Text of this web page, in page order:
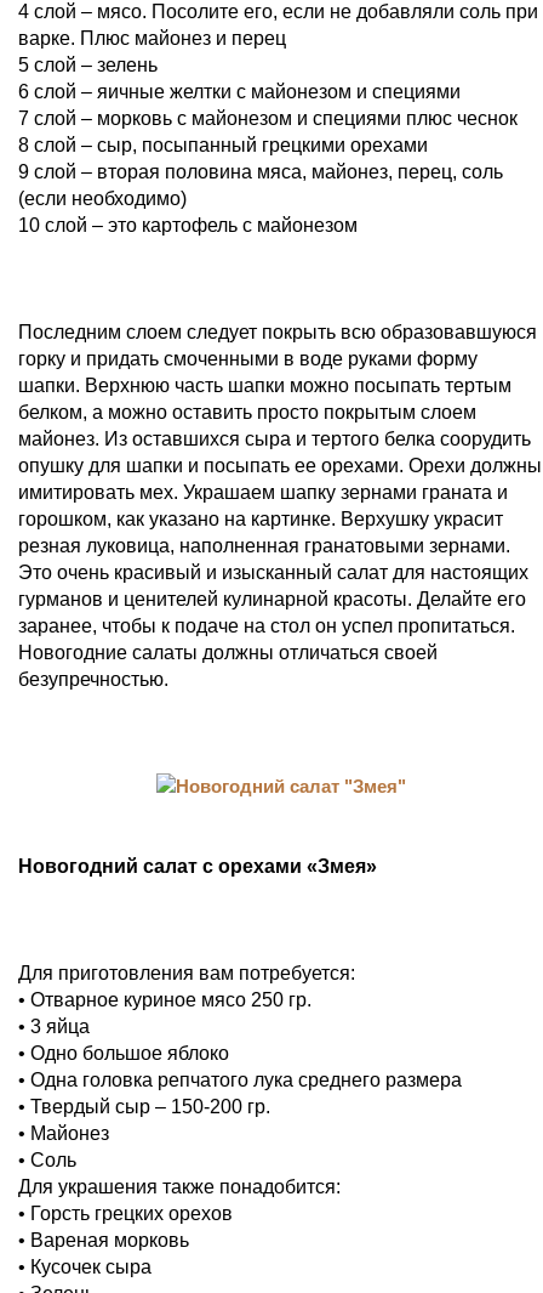
4 слой – мясо. Посолите его, если не добавляли соль при
варке. Плюс майонез и перец
5 слой – зелень
6 слой – яичные желтки с майонезом и специями
7 слой – морковь с майонезом и специями плюс чеснок
8 слой – сыр, посыпанный грецкими орехами
9 слой – вторая половина мяса, майонез, перец, соль
(если необходимо)
10 слой – это картофель с майонезом
Последним слоем следует покрыть всю образовавшуюся
горку и придать смоченными в воде руками форму
шапки. Верхнюю часть шапки можно посыпать тертым
белком, а можно оставить просто покрытым слоем
майонез. Из оставшихся сыра и тертого белка соорудить
опушку для шапки и посыпать ее орехами. Орехи должны
имитировать мех. Украшаем шапку зернами граната и
горошком, как указано на картинке. Верхушку украсит
резная луковица, наполненная гранатовыми зернами.
Это очень красивый и изысканный салат для настоящих
гурманов и ценителей кулинарной красоты. Делайте его
заранее, чтобы к подаче на стол он успел пропитаться.
Новогодние салаты должны отличаться своей
безупречностью.
Новогодний салат с орехами «Змея»
Для приготовления вам потребуется:
• Отварное куриное мясо 250 гр.
• 3 яйца
• Одно большое яблоко
• Одна головка репчатого лука среднего размера
• Твердый сыр – 150-200 гр.
• Майонез
• Соль
Для украшения также понадобится:
• Горсть грецких орехов
• Вареная морковь
• Кусочек сыра